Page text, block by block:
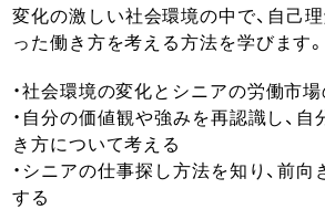
変化の激しい社会環境の中で、自己
った働き方を考える方法を学びます。
・社会環境の変化とシニアの労働市
・自分の価値観や強みを再認識し、
き方について考える
・シニアの仕事探し方法を知り、前
する